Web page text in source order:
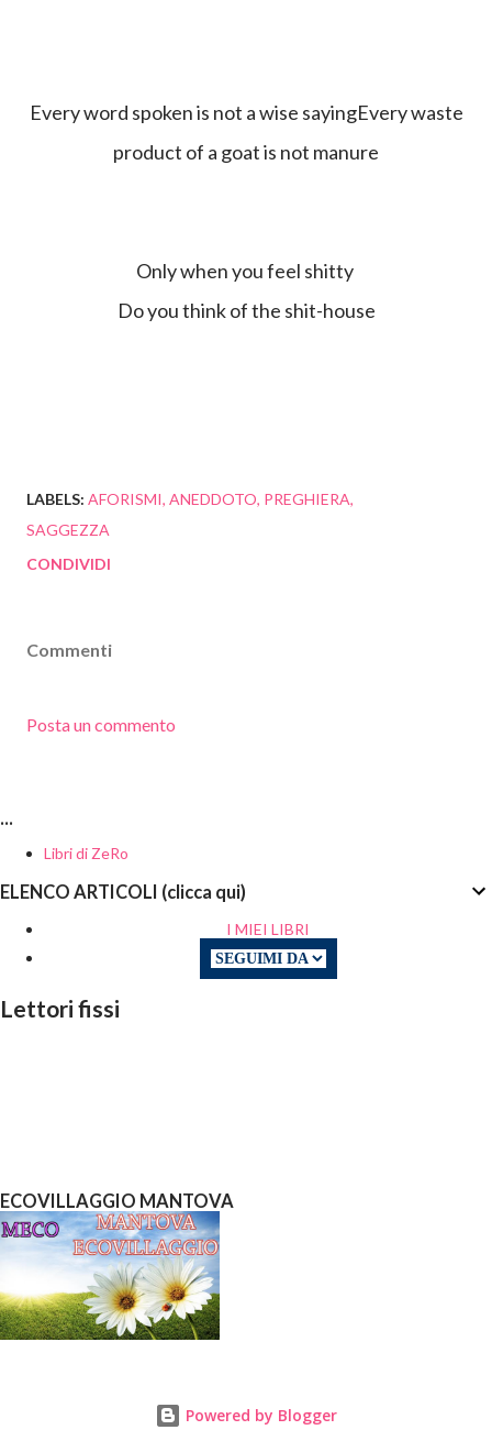
Every word spoken is not a wise sayingEvery waste
product of a goat is not manure
Only when you feel shitty
Do you think of the shit-house
LABELS: AFORISMI ANEDDOTO PREGHIERA
SAGGEZZA
CONDIVIDI
Commenti
Posta un commento
...
Libri di ZeRo
ELENCO ARTICOLI (clicca qui)
I MIEI LIBRI
Lettori fissi
ECOVILLAGGIO MANTOVA
Powered by Blogger